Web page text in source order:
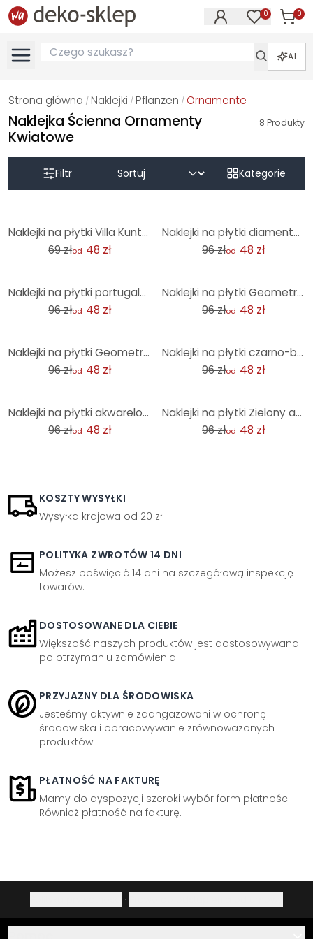
0 0
AI
Strona główna / Naklejki / Pflanzen / Ornamente
Naklejka Ścienna Ornamenty
Kwiatowe
8 Produkty
Filtr Kategorie
Naklejki na płytki Villa Kunterbunt - zestaw 12 sztuk
69 złod 48 zł
Naklejki na płytki diamentowy wzór turkusowo-różowy - Treechild - zestaw 12 sztuk
96 złod 48 zł
Naklejki na płytki portugalski wzór Azulejo - Treechild - Zestaw 12 sztuk
96 złod 48 zł
Naklejki na płytki Geometryczne ornamenty w kolorze czarno-beżowym - Treechild - zestaw 12 sztuk
96 złod 48 zł
Naklejki na płytki Geometryczny wzór z kwiatami - Treechild - Zestaw 12 sztuk
96 złod 48 zł
Naklejki na płytki czarno-beżowe ornamenty - Treechild - zestaw 12 sztuk
96 złod 48 zł
Naklejki na płytki akwarelowe kwiaty niebieskie - Treechild - zestaw 12 sztuk
96 złod 48 zł
Naklejki na płytki Zielony akwarelowy wzór w jodełkę - Treechild - Zestaw 12 sztuk
96 złod 48 zł
KOSZTY WYSYŁKI
Wysyłka krajowa od 20 zł.
POLITYKA ZWROTÓW 14 DNI
Możesz poświęcić 14 dni na szczegółową inspekcję
towarów.
DOSTOSOWANE DLA CIEBIE
Większość naszych produktów jest dostosowywana
po otrzymaniu zamówienia.
PRZYJAZNY DLA ŚRODOWISKA
Jesteśmy aktywnie zaangażowani w ochronę
środowiska i opracowywanie zrównoważonych
produktów.
PŁATNOŚĆ NA FAKTURĘ
Mamy do dyspozycji szeroki wybór form płatności.
Również płatność na fakturę.
·